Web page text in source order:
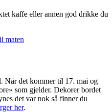
kaffe eller annen god drikke du
maten
Når det kommer til 17. mai og
som gjelder. Dekorer bordet
det var nok så finner du
her.